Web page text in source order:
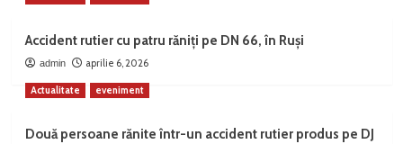
Accident rutier cu patru răniți pe DN 66, în Ruși
admin aprilie 6, 2026
Actualitate eveniment
Două persoane rănite într-un accident rutier produs pe DJ